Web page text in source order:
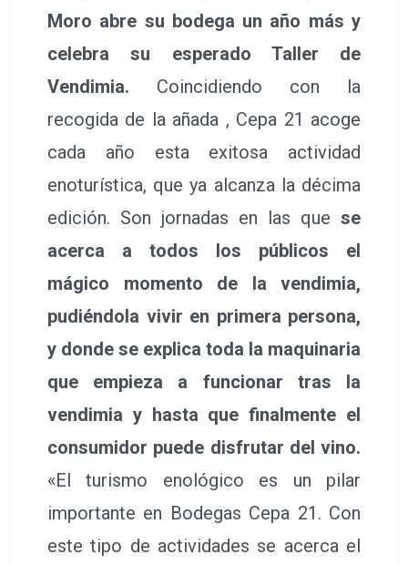
Moro abre su bodega un año más y
celebra su esperado Taller de
Vendimia. Coincidiendo con la
recogida de la añada , Cepa 21 acoge
cada año esta exitosa actividad
enoturística, que ya alcanza la décima
edición. Son jornadas en las que se
acerca a todos los públicos el
mágico momento de la vendimia,
pudiéndola vivir en primera persona,
y donde se explica toda la maquinaria
que empieza a funcionar tras la
vendimia y hasta que finalmente el
consumidor puede disfrutar del vino.
«El turismo enológico es un pilar
importante en Bodegas Cepa 21. Con
este tipo de actividades se acerca el